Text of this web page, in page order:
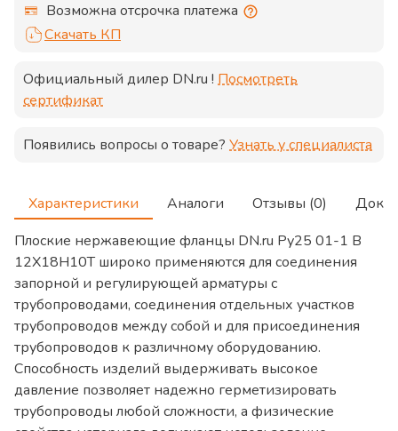
Возможна отсрочка платежа
Скачать КП
Официальный дилер DN.ru ! Посмотреть
сертификат
Появились вопросы о товаре? Узнать у специалиста
Характеристики Аналоги Отзывы (0)
Плоские нержавеющие фланцы DN.ru Ру25 01-1 В
12Х18Н10Т широко применяются для соединения
запорной и регулирующей арматуры с
трубопроводами, соединения отдельных участков
трубопроводов между собой и для присоединения
трубопроводов к различному оборудованию.
Способность изделий выдерживать высокое
давление позволяет надежно герметизировать
трубопроводы любой сложности, а физические